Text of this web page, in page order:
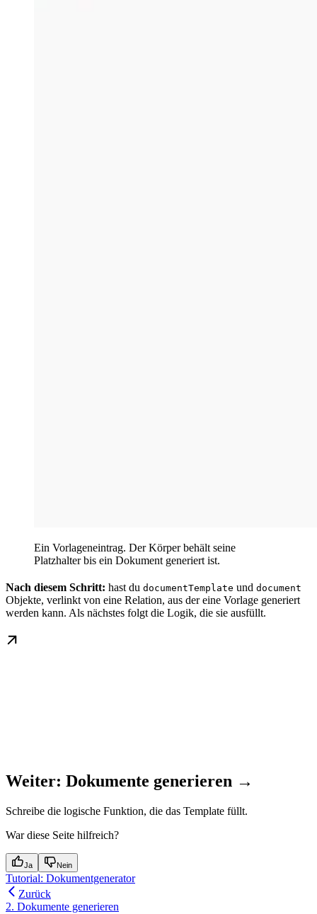
Ein Vorlageneintrag. Der Körper behält seine
Platzhalter bis ein Dokument generiert ist.
Nach diesem Schritt: hast du documentTemplate und document
Objekte, verlinkt von eine Relation, aus der eine Vorlage generiert
werden kann. Als nächstes folgt die Logik, die sie ausfüllt.
Weiter: Dokumente generieren →
Schreibe die logische Funktion, die das Template füllt.
War diese Seite hilfreich?
Ja Nein
Tutorial: Dokumentgenerator
Zurück
2. Dokumente generieren